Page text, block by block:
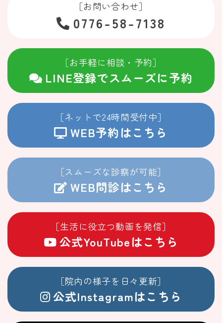
［お問い合わせ］
0776-58-7138
［お手軽に相談・予約］
LINE登録でスムーズに予約
［ネットで24時間受付中］
WEB予約はこちら
［スムーズな診察が可能］
WEB問診はこちら
［生活に役立つ動画を発信］
公式YouTubeはこちら
［院内の様子を日々更新］
公式Instagramはこちら